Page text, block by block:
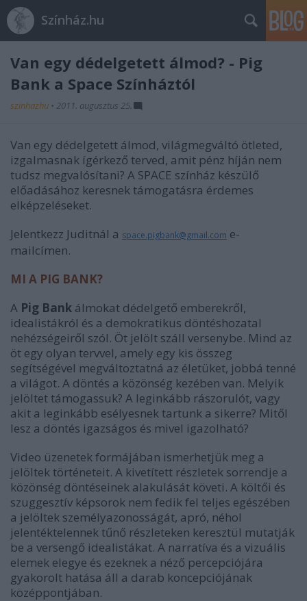
Színház.hu
Van egy dédelgetett álmod? - Pig
Bank a Space Színháztól
szinhazhu • 2011. augusztus 25.
Van egy dédelgetett álmod, világmegváltó ötleted,
izgalmasnak ígérkező terved, amit pénz híján nem
tudsz megvalósítani? A SPACE színház készülő
előadásához keresnek támogatásra érdemes
elképzeléseket.
Jelentkezz Juditnál a space.pigbank@gmail.com e-
mailcímen.
MI A PIG BANK?
A Pig Bank álmokat dédelgető emberekről,
idealistákról és a demokratikus döntéshozatal
nehézségeiről szól. Öt jelölt száll versenybe. Mind az
öt egy olyan tervvel, amely egy kis összeg
segítségével megváltoztatná az életüket, jobbá tenné
a világot. A döntés a közönség kezében van. Melyik
jelöltet támogassuk? A leginkább rászorulót, vagy
akit a leginkább esélyesnek tartunk a sikerre? Mitől
lesz a döntés igazságos és mivel igazolható?
Video üzenetek formájában ismerhetjük meg a
jelöltek történeteit. A kivetített részletek sorrendje a
közönség döntéseinek alakulását követi. A költői és
szuggesztív képsorok nem fedik fel teljes egészében
a jelöltek személyazonosságát, apró, néhol
jelentéktelennek tűnő részleteken keresztül mutatják
be a versengő idealistákat. A narratíva és a vizuális
elemek elegye és ezeknek a néző percepciójára
gyakorolt hatása áll a darab koncepciójának
középpontjában.